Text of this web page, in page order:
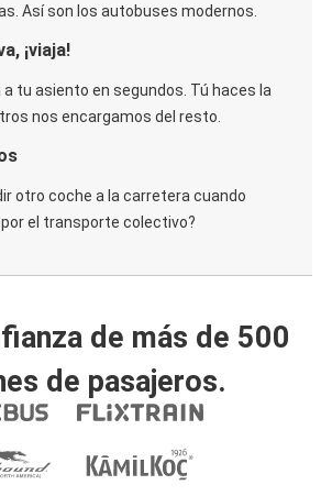
Así son los autobuses modernos.
¡viaja!
a tu asiento en segundos. Tú haces la
nos encargamos del resto.
otro coche a la carretera cuando
el transporte colectivo?
de más de 500
de pasajeros.